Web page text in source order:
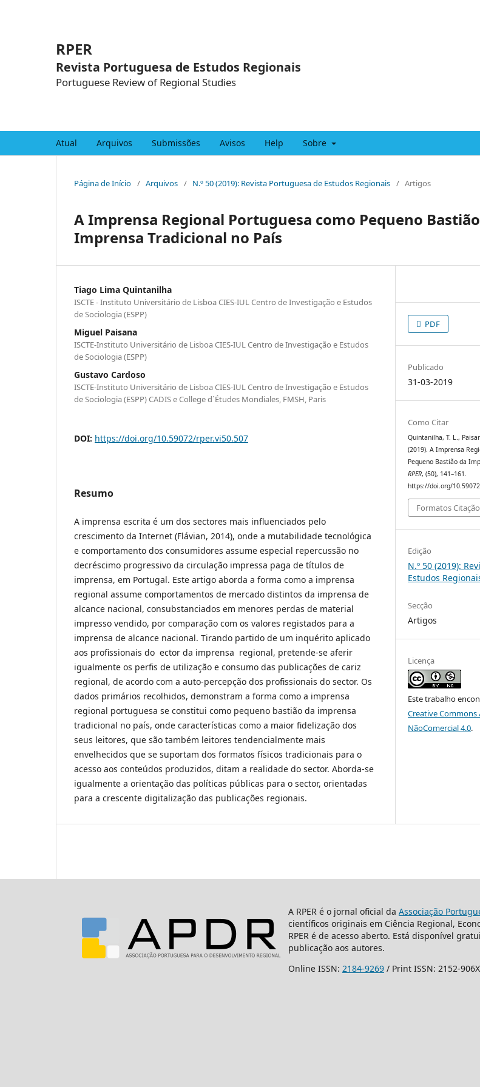
RPER
Revista Portuguesa de Estudos Regionais
Portuguese Review of Regional Studies
Atual Arquivos Submissões Avisos Help Sobre
Página de Início / Arquivos / N.º 50 (2019): Revista Portuguesa de Estudos Regionais / Artigos
A Imprensa Regional Portuguesa como Pequeno
Imprensa Tradicional no País
Tiago Lima Quintanilha
ISCTE - Instituto Universitário de Lisboa CIES-IUL Centro de Investigação e Estudos
de Sociologia (ESPP)
Miguel Paisana
ISCTE-Instituto Universitário de Lisboa CIES-IUL Centro de Investigação e Estudos
de Sociologia (ESPP)
Gustavo Cardoso
ISCTE-Instituto Universitário de Lisboa CIES-IUL Centro de Investigação e Estudos
de Sociologia (ESPP) CADIS e College d´Études Mondiales, FMSH, Paris
DOI: https://doi.org/10.59072/rper.vi50.507
Resumo
A imprensa escrita é um dos sectores mais influenciados pelo
crescimento da Internet (Flávian, 2014), onde a mutabilidade tecnológica
e comportamento dos consumidores assume especial repercussão no
decréscimo progressivo da circulação impressa paga de títulos de
imprensa, em Portugal. Este artigo aborda a forma como a imprensa
regional assume comportamentos de mercado distintos da imprensa de
alcance nacional, consubstanciados em menores perdas de material
impresso vendido, por comparação com os valores registados para a
imprensa de alcance nacional. Tirando partido de um inquérito aplicado
aos profissionais do ector da imprensa regional, pretende-se aferir
igualmente os perfis de utilização e consumo das publicações de cariz
regional, de acordo com a auto-percepção dos profissionais do sector. Os
dados primários recolhidos, demonstram a forma como a imprensa
regional portuguesa se constitui como pequeno bastião da imprensa
tradicional no país, onde características como a maior fidelização dos
seus leitores, que são também leitores tendencialmente mais
envelhecidos que se suportam dos formatos físicos tradicionais para o
acesso aos conteúdos produzidos, ditam a realidade do sector. Aborda-se
igualmente a orientação das políticas públicas para o sector, orientadas
para a crescente digitalização das publicações regionais.
PDF
Publicado
31-03-2019
Como Citar
Quintanilha, T. L.,
(2019). A Imprensa
Pequeno Bastião da
RPER, (50), 141–161.
https://doi.org/
Formatos Citação
Edição
N.º 50 (2019):
Estudos
Secção
Artigos
Licença
Este trabalho
Creative Commons
NãoComercial 4.0.
A RPER é o jornal oficial da Associação
científicos originais em Ciência Regional,
RPER é de acesso aberto. Está disponível
publicação aos autores.
Online ISSN: 2184-9269 / Print ISSN: 2152-